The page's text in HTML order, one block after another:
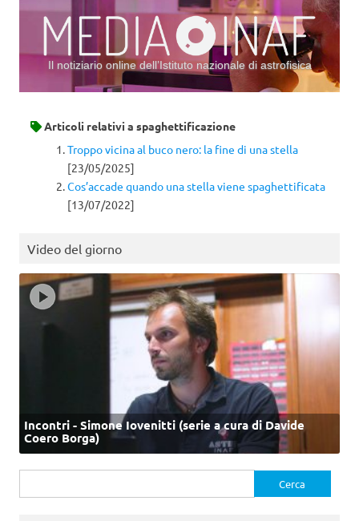
Il notiziario online dell’Istituto nazionale di astrofisica
Articoli relativi a spaghettificazione
Troppo vicina al buco nero: la fine di una stella
[23/05/2025]
Cos’accade quando una stella viene spaghettificata
[13/07/2022]
Video del giorno
Incontri - Simone Iovenitti (serie a cura di Davide
Coero Borga)
per: